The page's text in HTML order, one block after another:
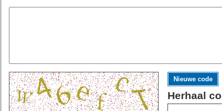
Nieuwe code
Herhaal